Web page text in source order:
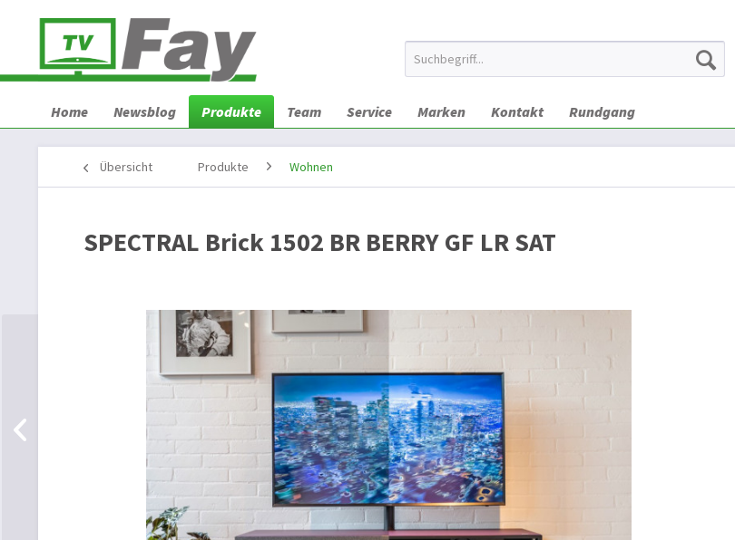
Home Newsblog Produkte Team Service Marken Kontakt Rundgang
Übersicht Produkte Wohnen
SPECTRAL Brick 1502 BR BERRY GF LR SAT